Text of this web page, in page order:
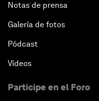
Notas de prensa
Galería de fotos
Pódcast
Vídeos
Participe en el Foro